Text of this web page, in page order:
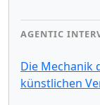
AGENTIC
Die Mechanik
künstlichen